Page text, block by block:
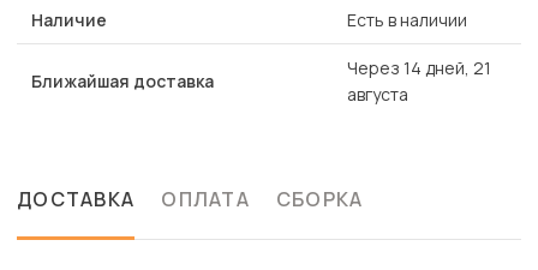
Наличие Есть в наличии
Ближайшая доставка
Через 14 дней, 21
августа
ДОСТАВКА ОПЛАТА СБОРКА